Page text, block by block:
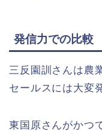
発信力での比較
三反園訓さんは農
セールスには大変
東国原さんがかつ